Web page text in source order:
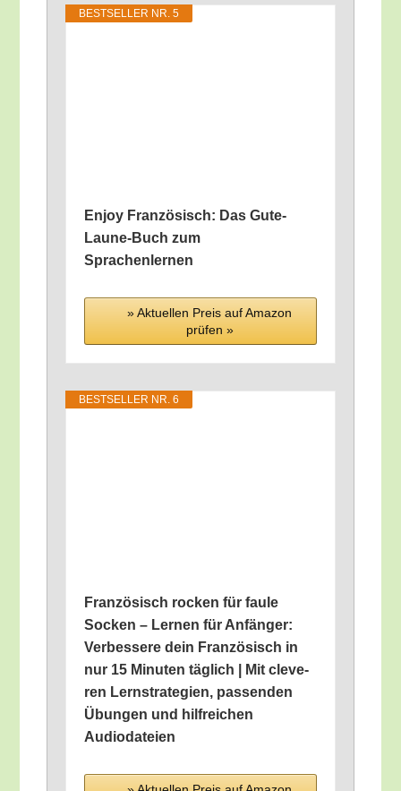
BEST­SEL­LER NR. 5
Enjoy Fran­zö­sisch: Das Gute-
Lau­ne-Buch zum
Sprachenlernen
» Aktu­el­len Preis auf Ama­zon
prü­fen »
BEST­SEL­LER NR. 6
Fran­zö­sisch rocken für fau­le
Socken – Ler­nen für Anfän­ger:
Ver­bes­se­re dein Fran­zö­sisch in
nur 15 Minu­ten täg­lich | Mit cle­ve­
ren Lern­stra­te­gien, pas­sen­den
Übun­gen und hilf­rei­chen
Audiodateien